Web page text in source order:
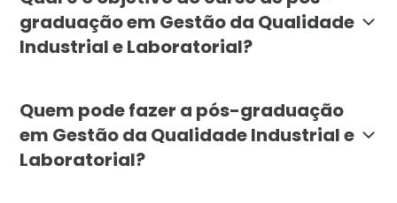
graduação em Gestão da Qualidade
Industrial e Laboratorial?
Quem pode fazer a pós-graduação
em Gestão da Qualidade Industrial e
Laboratorial?